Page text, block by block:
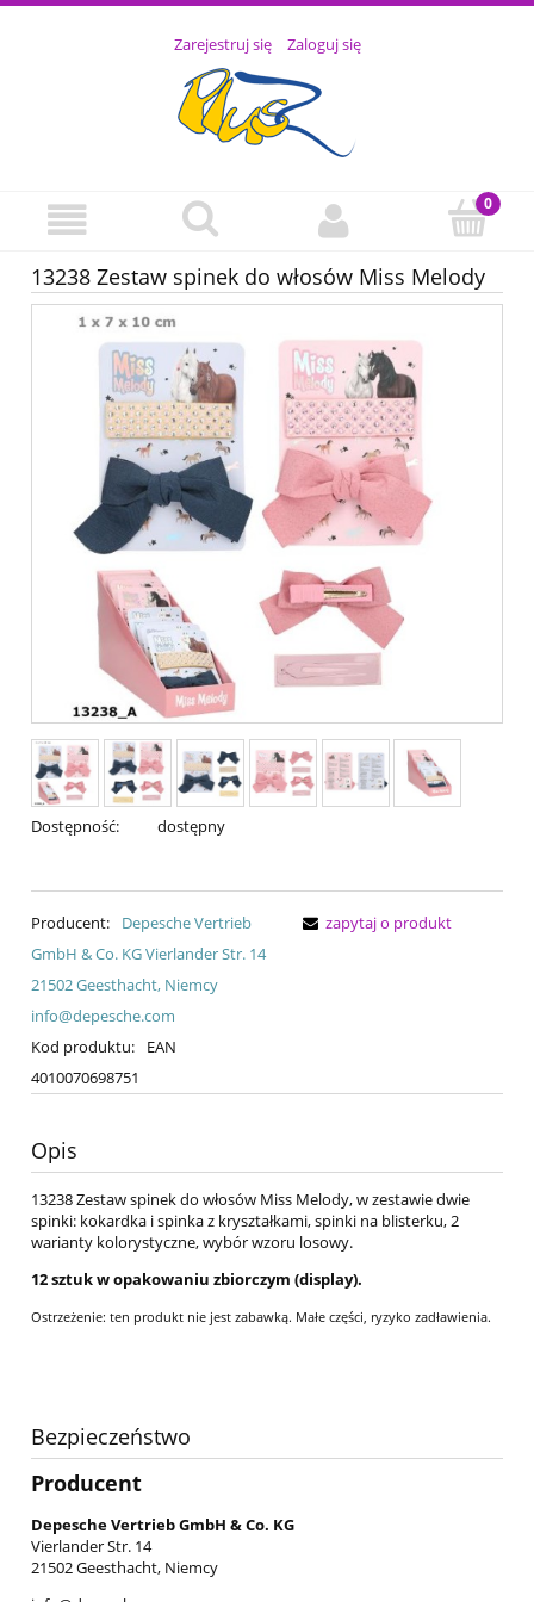
Zarejestruj się Zaloguj się
13238 Zestaw spinek do włosów Miss Melody
Dostępność: dostępny
Producent:
Depesche Vertrieb
GmbH & Co. KG Vierlander Str. 14
21502 Geesthacht, Niemcy
info@depesche.com
Kod produktu:
EAN
4010070698751
zapytaj o produkt
Opis
13238 Zestaw spinek do włosów Miss Melody, w zestawie dwie
spinki: kokardka i spinka z kryształkami, spinki na blisterku, 2
warianty kolorystyczne, wybór wzoru losowy.
12 sztuk w opakowaniu zbiorczym (display).
Ostrzeżenie: ten produkt nie jest zabawką. Małe części, ryzyko zadławienia.
Bezpieczeństwo
Producent
Depesche Vertrieb GmbH & Co. KG
Vierlander Str. 14
21502 Geesthacht, Niemcy